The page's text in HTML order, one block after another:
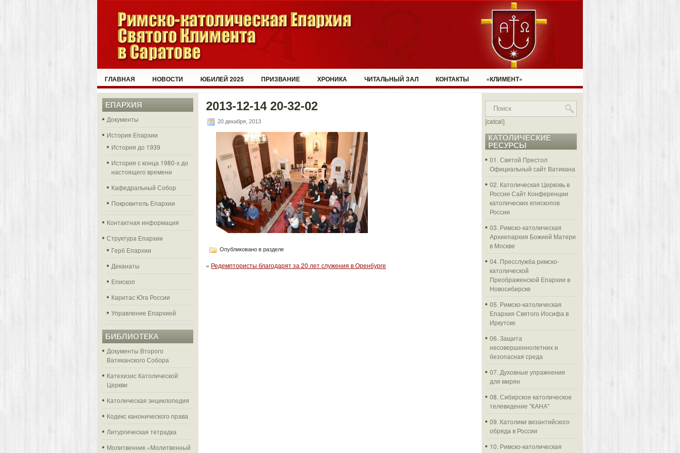
ГЛАВНАЯ НОВОСТИ ЮБИЛЕЙ 2025 ПРИЗВАНИЕ ХРОНИКА ЧИТАЛЬНЫЙ ЗАЛ КОНТАКТЫ «КЛИМЕНТ»
ЕПАРХИЯ
Документы
История Епархии
История до 1939
История с конца 1980-х до
настоящего времени
Кафедральный Собор
Покровитель Епархии
Контактная информация
Структура Епархии
Герб Епархии
Деканаты
Епископ
Каритас Юга России
Управление Епархией
БИБЛИОТЕКА
Документы Второго
Ватиканского Собора
Катехизис Католической
Церкви
Католическая энциклопедия
Кодекс канонического права
Литургическая тетрадка
Молитвенник «Молитвенный
2013-12-14 20-32-02
20 декабря, 2013
Опубликовано в разделе
« Редемптористы благодарят за 20 лет служения в Оренбурге
[catcal]
КАТОЛИЧЕСКИЕ
РЕСУРСЫ
01. Святой Престол
Официальный сайт Ватикана
02. Католическая Церковь в
России Сайт Конференции
католических епископов
России
03. Римско-католическая
Архиепархия Божией Матери
в Москве
04. Пресслужба римско-
католической
Преображенской Епархии в
Новосибирске
05. Римско-католическая
Епархия Святого Иосифа в
Иркутске
06. Защита
несовершеннолетних и
безопасная среда
07. Духовные упражнения
для мирян
08. Сибирское католическое
телевидение "КАНА"
09. Католики византийского
обряда в России
10. Римско-католическая